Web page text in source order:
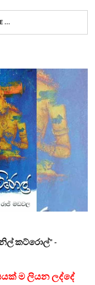
...
කට්රොල්" -
ම ලියන ලද්දේ